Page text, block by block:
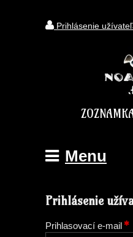
Prihlásenie
Menu
Prihlásenie
Prihlasovací e-mail